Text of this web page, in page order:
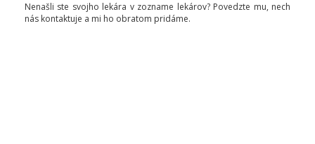
Nenašli ste svojho lekára v zozname lekárov? Povedzte mu, nech
nás kontaktuje a mi ho obratom pridáme.